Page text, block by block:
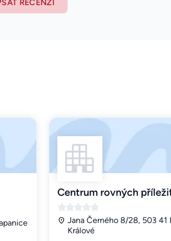
RECENZI
Centrum rovných
Jana Černého 8/28, 503 41
Králové